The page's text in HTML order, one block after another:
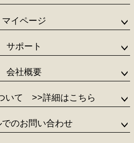
マイページ
サポート
会社概要
いて >>詳細はこちら
でのお問い合わせ